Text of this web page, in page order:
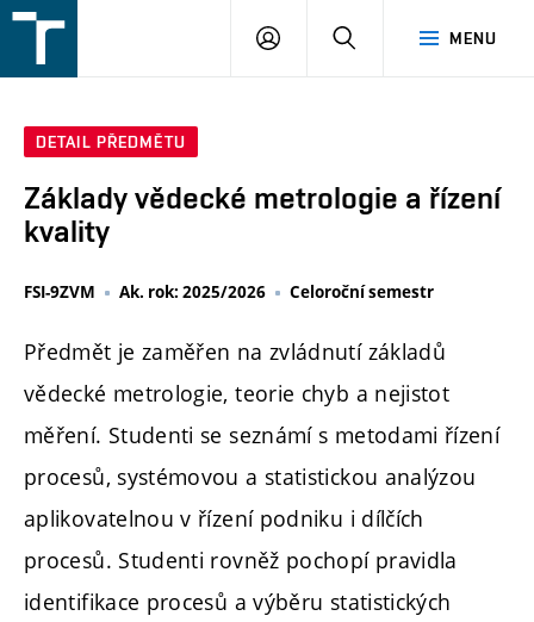
v
MENU
PŘIHLÁŠENÍ
DETAIL PŘEDMĚTU
Základy vědecké metrologie a řízení
kvality
FSI-9ZVM Ak. rok: 2025/2026 Celoroční semestr
Předmět je zaměřen na zvládnutí základů
vědecké metrologie, teorie chyb a nejistot
měření. Studenti se seznámí s metodami řízení
procesů, systémovou a statistickou analýzou
aplikovatelnou v řízení podniku i dílčích
procesů. Studenti rovněž pochopí pravidla
identifikace procesů a výběru statistických